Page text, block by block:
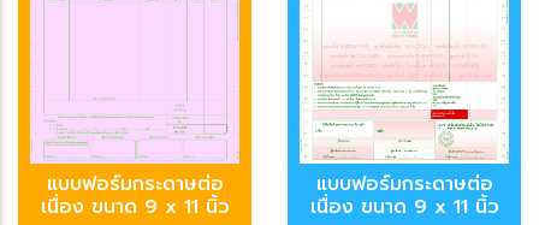
บบฟอร์มกระดาษต่อ
เนื่อง ขนาด 9 x 11 นิ้ว
บบฟอร์มกระดาษต่อ
เนื่อง ขนาด 9 x 11 นิ้ว